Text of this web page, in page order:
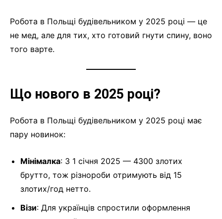
Робота в Польщі будівельником у 2025 році — це
не мед, але для тих, хто готовий гнути спину, воно
того варте.
Що нового в 2025 році?
Робота в Польщі будівельником у 2025 році має
пару новинок:
Мінімалка: З 1 січня 2025 — 4300 злотих
брутто, тож різнороби отримують від 15
злотих/год нетто.
Візи: Для українців спростили оформлення